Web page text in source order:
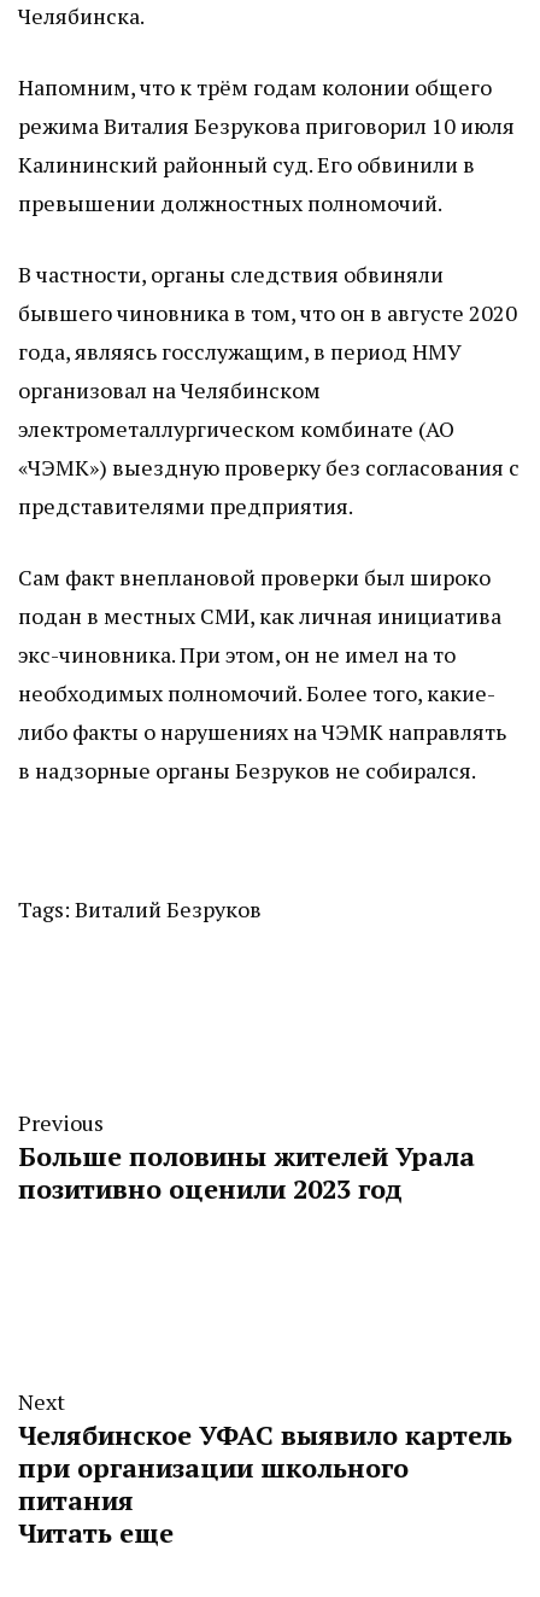
Челябинска.
Напомним, что к трём годам колонии общего
режима Виталия Безрукова приговорил 10 июля
Калининский районный суд. Его обвинили в
превышении должностных полномочий.
В частности, органы следствия обвиняли
бывшего чиновника в том, что он в августе 2020
года, являясь госслужащим, в период НМУ
организовал на Челябинском
электрометаллургическом комбинате (АО
«ЧЭМК») выездную проверку без согласования с
представителями предприятия.
Сам факт внеплановой проверки был широко
подан в местных СМИ, как личная инициатива
экс-чиновника. При этом, он не имел на то
необходимых полномочий. Более того, какие-
либо факты о нарушениях на ЧЭМК направлять
в надзорные органы Безруков не собирался.
Tags: Виталий Безруков
Previous
Больше половины жителей Урала
позитивно оценили 2023 год
Next
Челябинское УФАС выявило картель
при организации школьного
питания
Читать еще